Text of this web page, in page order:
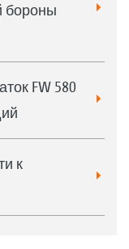
бороны
FW 580
к